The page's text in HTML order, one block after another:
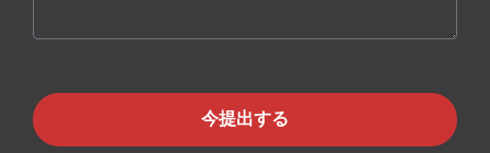
今提出する